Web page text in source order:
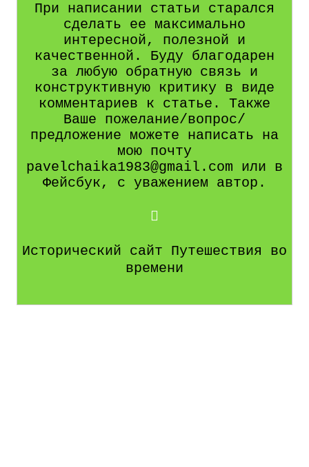
При написании статьи старался
сделать ее максимально
интересной, полезной и
качественной. Буду благодарен
за любую обратную связь и
конструктивную критику в виде
комментариев к статье. Также
Ваше пожелание/вопрос/
предложение можете написать на
мою почту
pavelchaika1983@gmail.com или в
Фейсбук, с уважением автор.
Исторический сайт Путешествия во
времени